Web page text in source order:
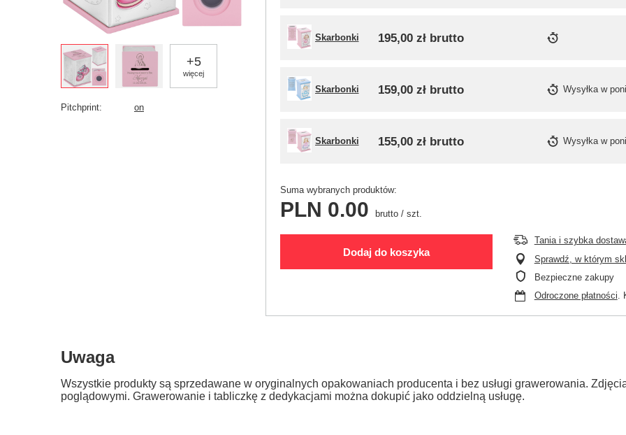
+5
więcej
Skarbonki 195,00 złbrutto
Skarbonki 159,00 złbrutto Wysyłka w
Skarbonki 155,00 złbrutto Wysyłka w
Suma wybranych produktów:
PLN 0.00 brutto/ szt.
Dodaj do koszyka
Tania i szybka
Sprawdź, w którym
Bezpieczne zakupy
Odroczone płatności.
Pitchprint on
Uwaga
Wszystkie produkty są sprzedawane w oryginalnych opakowaniach producenta i bez usługi grawerowania.
poglądowymi. Grawerowanie i tabliczkę z dedykacjami można dokupić jako oddzielną usługę.